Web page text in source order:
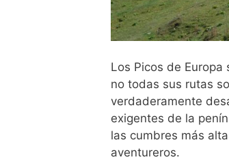
Los Picos de
no todas sus rutas
verdaderamente
exigentes de la
las cumbres más
aventureros.